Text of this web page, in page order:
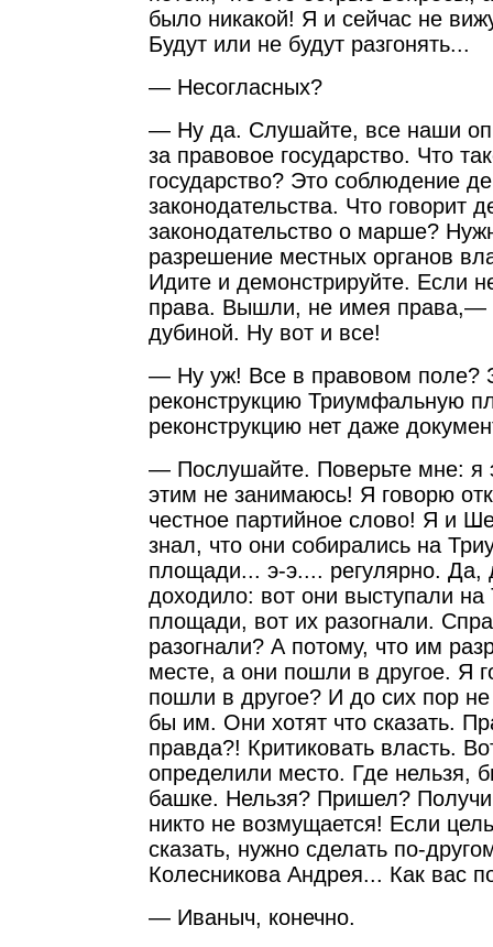
было никакой! Я и сейчас не
Будут или не будут разгонять...
— Несогласных?
— Ну да. Слушайте, все наши
за правовое государство. Что
государство? Это соблюдение
законодательства. Что говорит
законодательство о марше?
разрешение местных органов
Идите и демонстрируйте. Если
права. Вышли, не имея права,—
дубиной. Ну вот и все!
— Ну уж! Все в правовом поле?
реконструкцию Триумфальную
реконструкцию нет даже
— Послушайте. Поверьте мне: я
этим не занимаюсь! Я говорю
честное партийное слово! Я и
знал, что они собирались на
площади... э-э.... регулярно. Да,
доходило: вот они выступали
площади, вот их разогнали.
разогнали? А потому, что им
месте, а они пошли в другое. Я
пошли в другое? И до сих пор
бы им. Они хотят что сказать.
правда?! Критиковать власть.
определили место. Где нельзя,
башке. Нельзя? Пришел?
никто не возмущается! Если
сказать, нужно сделать по-
Колесникова Андрея... Как вас
— Иваныч, конечно.